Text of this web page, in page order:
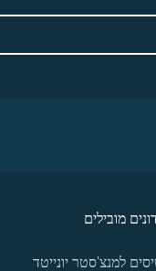
מובילים
למנצ'סטר יונייטד